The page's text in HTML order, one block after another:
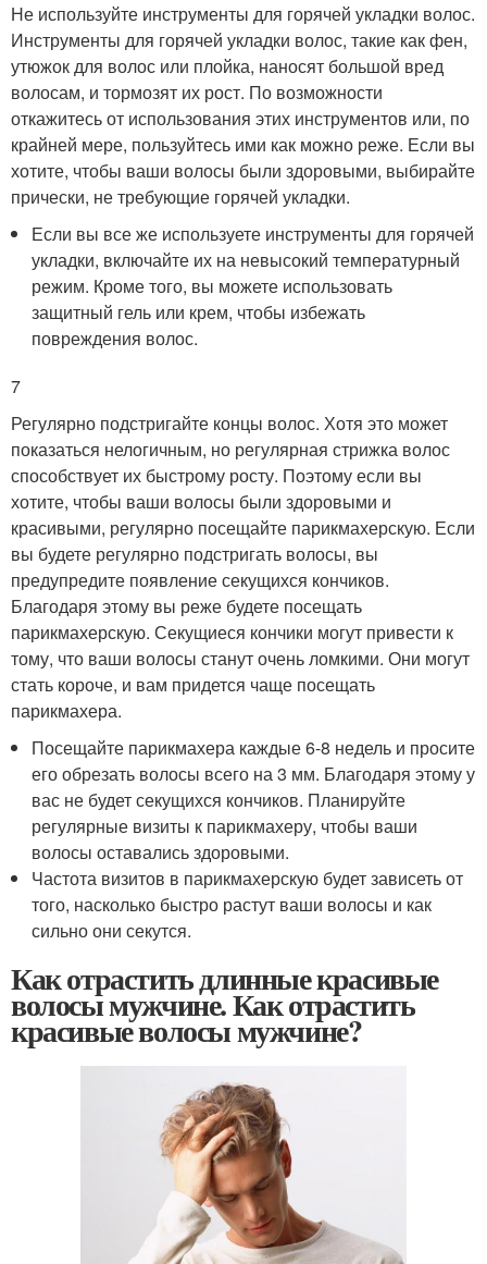
Не используйте инструменты для горячей укладки волос.
Инструменты для горячей укладки волос, такие как фен,
утюжок для волос или плойка, наносят большой вред
волосам, и тормозят их рост. По возможности
откажитесь от использования этих инструментов или, по
крайней мере, пользуйтесь ими как можно реже. Если вы
хотите, чтобы ваши волосы были здоровыми, выбирайте
прически, не требующие горячей укладки.
Если вы все же используете инструменты для горячей
укладки, включайте их на невысокий температурный
режим. Кроме того, вы можете использовать
защитный гель или крем, чтобы избежать
повреждения волос.
7
Регулярно подстригайте концы волос. Хотя это может
показаться нелогичным, но регулярная стрижка волос
способствует их быстрому росту. Поэтому если вы
хотите, чтобы ваши волосы были здоровыми и
красивыми, регулярно посещайте парикмахерскую. Если
вы будете регулярно подстригать волосы, вы
предупредите появление секущихся кончиков.
Благодаря этому вы реже будете посещать
парикмахерскую. Секущиеся кончики могут привести к
тому, что ваши волосы станут очень ломкими. Они могут
стать короче, и вам придется чаще посещать
парикмахера.
Посещайте парикмахера каждые 6-8 недель и просите
его обрезать волосы всего на 3 мм. Благодаря этому у
вас не будет секущихся кончиков. Планируйте
регулярные визиты к парикмахеру, чтобы ваши
волосы оставались здоровыми.
Частота визитов в парикмахерскую будет зависеть от
того, насколько быстро растут ваши волосы и как
сильно они секутся.
Как отрастить длинные красивые
волосы мужчине. Как отрастить
красивые волосы мужчине?